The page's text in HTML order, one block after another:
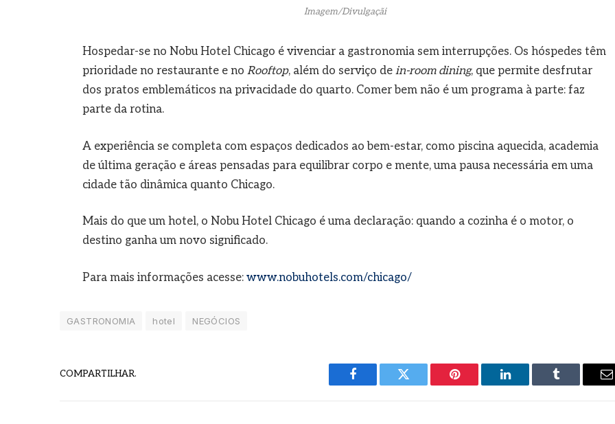
Imagem/Divulgaçãi
Hospedar-se no Nobu Hotel Chicago é vivenciar a gastronomia sem interrupções. Os hóspedes têm
prioridade no restaurante e no Rooftop, além do serviço de in-room dining, que permite desfrutar
dos pratos emblemáticos na privacidade do quarto. Comer bem não é um programa à parte: faz
parte da rotina.
A experiência se completa com espaços dedicados ao bem-estar, como piscina aquecida, academia
de última geração e áreas pensadas para equilibrar corpo e mente, uma pausa necessária em uma
cidade tão dinâmica quanto Chicago.
Mais do que um hotel, o Nobu Hotel Chicago é uma declaração: quando a cozinha é o motor, o
destino ganha um novo significado.
Para mais informações acesse: www.nobuhotels.com/chicago/
GASTRONOMIA hotel NEGÓCIOS
COMPARTILHAR.
Facebook Twitter Pinterest LinkedIn Tumblr